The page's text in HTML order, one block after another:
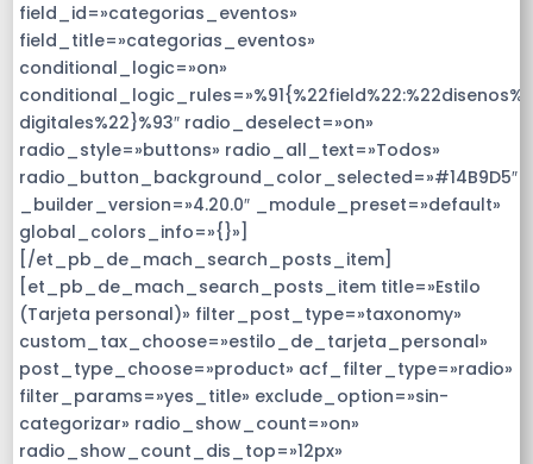
field_id=»categorias_eventos»
field_title=»categorias_eventos»
conditional_logic=»on»
digitales%22}%93″ radio_deselect=»on»
radio_style=»buttons» radio_all_text=»Todos»
radio_button_background_color_selected=»#14B9D5″
_builder_version=»4.20.0″ _module_preset=»default»
global_colors_info=»{}»]
[/et_pb_de_mach_search_posts_item]
[et_pb_de_mach_search_posts_item title=»Estilo
(Tarjeta personal)» filter_post_type=»taxonomy»
custom_tax_choose=»estilo_de_tarjeta_personal»
post_type_choose=»product» acf_filter_type=»radio»
filter_params=»yes_title» exclude_option=»sin-
categorizar» radio_show_count=»on»
radio_show_count_dis_top=»12px»